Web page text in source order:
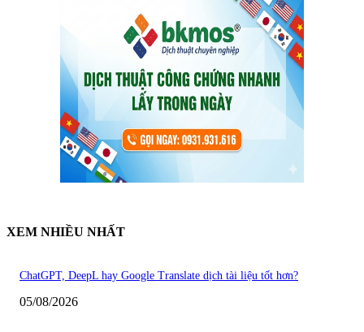
XEM NHIỀU NHẤT
ChatGPT, DeepL hay Google Translate dịch tài liệu tốt hơn?
05/08/2026